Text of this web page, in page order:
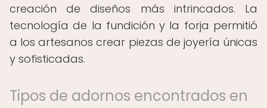
creación de diseños más intrincados. La
tecnología de la fundición y la forja permitió
a los artesanos crear piezas de joyería únicas
y sofisticadas.
Tipos de adornos encontrados en